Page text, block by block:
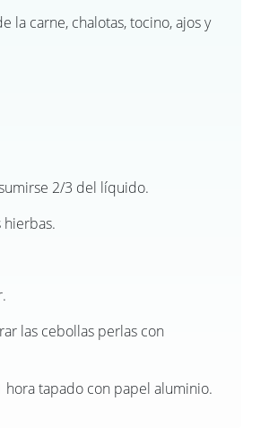
la carne, chalotas, tocino, ajos y
2/3 del líquido.
hierbas.
las cebollas perlas con
tapado con papel aluminio.